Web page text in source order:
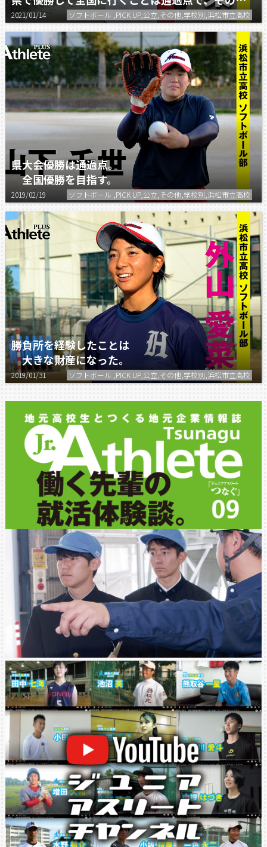
2021/01/14 ソフトボール ,PICK UP,公立,その他,学校別,浜松市立高校
県大会優勝は通過点。
全国優勝を目指す。
2019/02/19 ソフトボール ,PICK UP,公立,その他,学校別,浜松市立高校
勝負所を経験したことは
大きな財産になった。
2019/01/31 ソフトボール ,PICK UP,公立,その他,学校別,浜松市立高校